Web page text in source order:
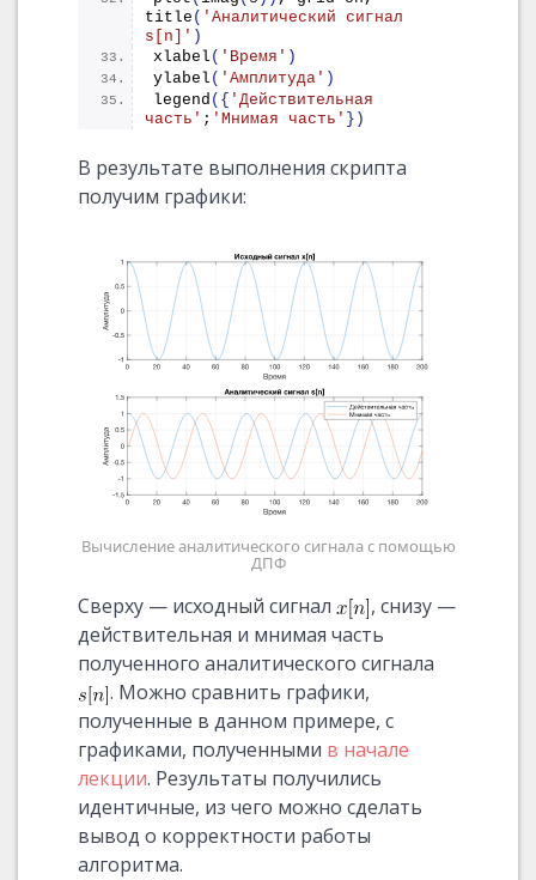
title ( 'Аналитический сигнал
s[n]' )
xlabel ( 'Время' )
ylabel ( 'Амплитуда' )
legend ({ 'Действительная
часть' ; 'Мнимая часть' })
В результате выполнения скрипта
получим графики:
Вычисление аналитического сигнала с помощью
ДПФ
Сверху — исходный сигнал
, снизу —
действительная и мнимая часть
полученного аналитического сигнала
. Можно сравнить графики,
полученные в данном примере, с
графиками, полученными в начале
лекции. Результаты получились
идентичные, из чего можно сделать
вывод о корректности работы
алгоритма.